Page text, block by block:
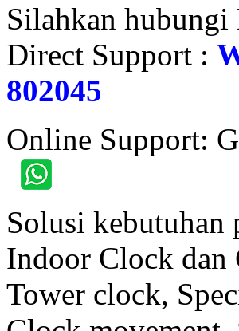
Silahkan hubungi
Direct Support :
802045
Online Support:
Solusi kebutuhan
Indoor Clock dan
Tower clock,